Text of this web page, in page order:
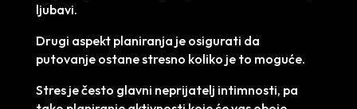
ljubavi.
Drugi aspekt planiranja je osigurati da
putovanje ostane stresno koliko je to moguće.
Stres je često glavni neprijatelj intimnosti, pa